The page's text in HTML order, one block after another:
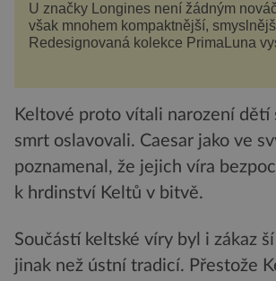
U značky Longines není žádným
však mnohem kompaktnější,
Redesignovaná kolekce PrimaLuna
je značka Longines dnes a čím byla i
Keltové proto vítali narození dětí
smrt oslavovali. Caesar jako ve
poznamenal, že jejich víra
k hrdinství Keltů v bitvě.
Součástí keltské víry byl i zákaz
jinak než ústní tradicí. Přestože